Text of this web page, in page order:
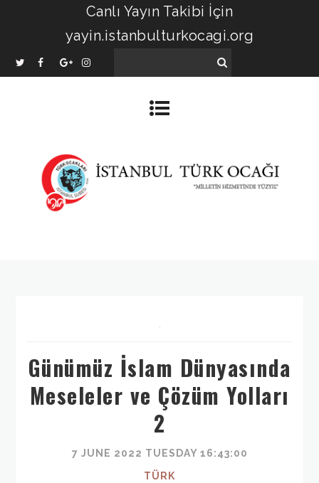
Canlı Yayın Takibi İçin
yayin.istanbulturkocagi.org
,
Günümüz İslam Dünyasında
Meseleler ve Çözüm Yolları
2
7 JUNE 2022 TUESDAY 16:43:00
TÜRK